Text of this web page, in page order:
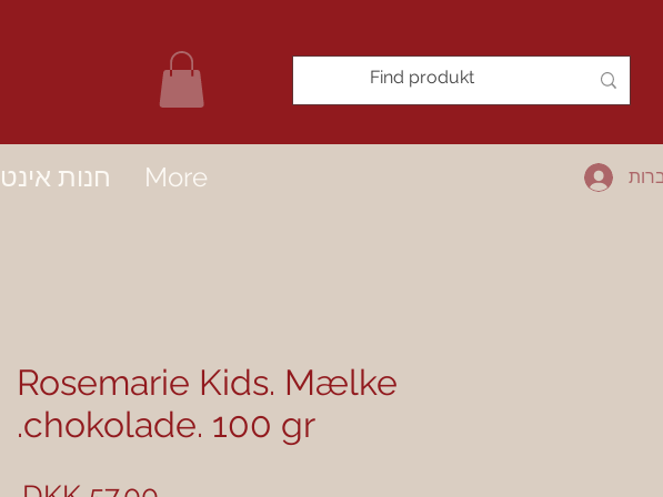
Rosemarie Kids. Mælke
chokolade. 100 gr.
חנות More